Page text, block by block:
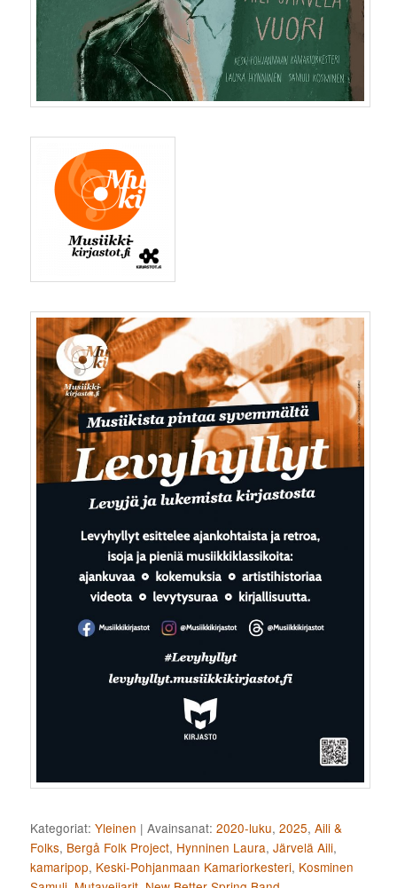
Kategoriat: Yleinen |Avainsanat: 2020-luku,2025,Aili &
Folks, Bergå Folk Project, Hynninen Laura,Järvelä Aili,
kamaripop, Keski-Pohjanmaan Kamariorkesteri, Kosminen